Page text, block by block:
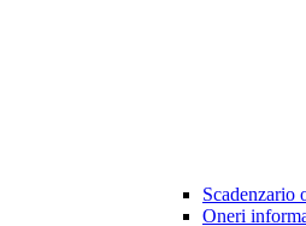
Scadenzario
Oneri